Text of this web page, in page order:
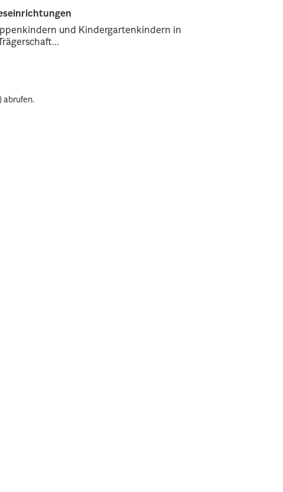
und Kindergartenkindern in
) abrufen.